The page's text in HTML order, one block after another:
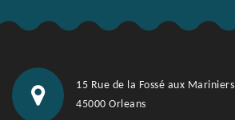
15 Rue de la Fossé aux Mariniers
45000 Orleans